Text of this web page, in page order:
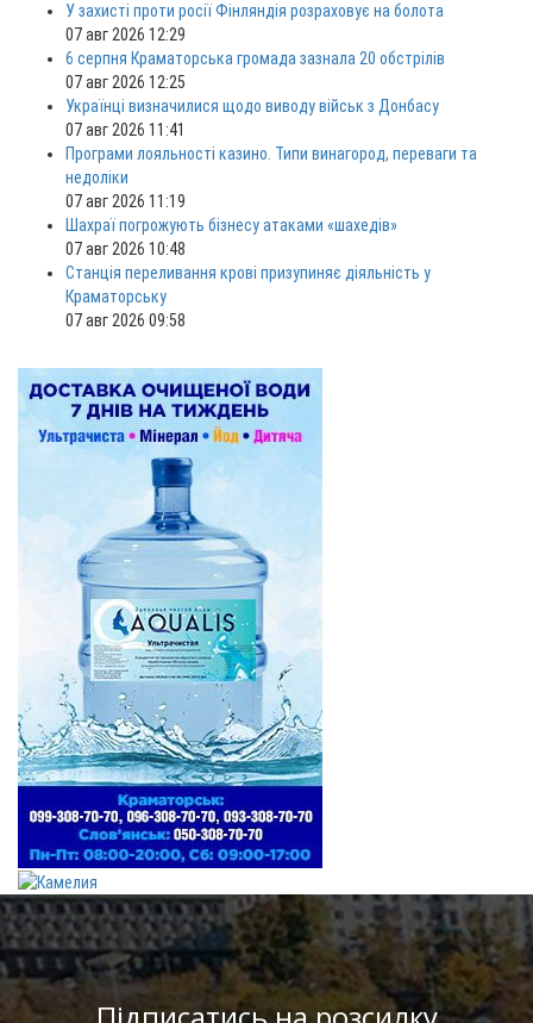
У захисті проти росії Фінляндія розраховує на болота
07 авг 2026 12:29
6 серпня Краматорська громада зазнала 20 обстрілів
07 авг 2026 12:25
Українці визначилися щодо виводу військ з Донбасу
07 авг 2026 11:41
Програми лояльності казино. Типи винагород, переваги та
недоліки
07 авг 2026 11:19
Шахраї погрожують бізнесу атаками «шахедів»
07 авг 2026 10:48
Станція переливання крові призупиняє діяльність у
Краматорську
07 авг 2026 09:58